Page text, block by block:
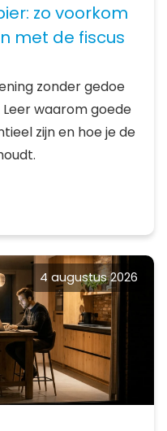
zo voorkom
met de fiscus
zonder gedoe
waarom goede
zijn en hoe je de
4 augustus 2026